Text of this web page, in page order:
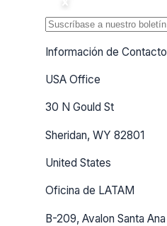
Información de Contacto
USA Office
30 N Gould St
Sheridan, WY 82801
United States
Oficina de LATAM
B-209, Avalon Santa Ana